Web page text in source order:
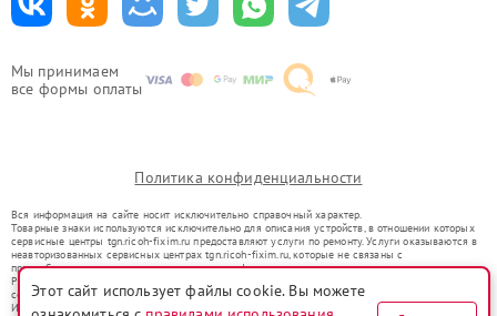
Мы принимаем
все формы оплаты
Политика конфиденциальности
Вся информация на сайте носит исключительно справочный характер.
Товарные знаки используются исключительно для описания устройств, в отношении которых
сервисные центры tgn.ricoh-fixim.ru предоставляют услуги по ремонту. Услуги оказываются в
неавторизованных сервисных центрах tgn.ricoh-fixim.ru, которые не связаны с
правообладателями товарных знаков или их официальными представителями.
Ремонт осуществляется для устройств, уже введенных в гражданский оборот в соответствии
со статьей 1487 ГК РФ.
Использование товарных знаков не преследует цели индивидуализации услуг или введения
Этот сайт использует файлы cookie. Вы можете